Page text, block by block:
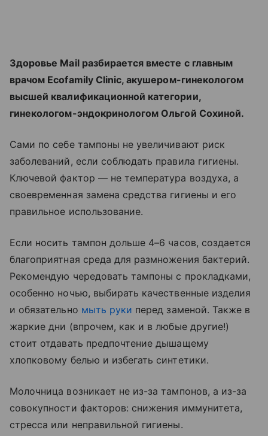
Здоровье Mail разбирается вместе с главным
врачом Ecofamily Clinic, акушером-гинекологом
высшей квалификационной категории,
гинекологом-эндокринологом Ольгой Сохиной.
Сами по себе тампоны не увеличивают риск
заболеваний, если соблюдать правила гигиены.
Ключевой фактор — не температура воздуха, а
своевременная замена средства гигиены и его
правильное использование.
Если носить тампон дольше 4–6 часов, создается
благоприятная среда для размножения бактерий.
Рекомендую чередовать тампоны с прокладками,
особенно ночью, выбирать качественные изделия
и обязательно мыть руки перед заменой. Также в
жаркие дни (впрочем, как и в любые другие!)
стоит отдавать предпочтение дышащему
хлопковому белью и избегать синтетики.
Молочница возникает не из-за тампонов, а из-за
совокупности факторов: снижения иммунитета,
стресса или неправильной гигиены.